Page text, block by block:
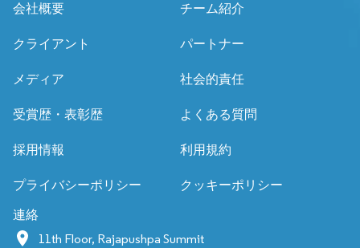
会社概要 チーム紹介
クライアント パートナー
メディア 社会的責任
受賞歴・表彰歴 よくある質問
採用情報 利用規約
プライバシーポリシー クッキーポリシー
連絡
11th Floor, Rajapushpa Summit